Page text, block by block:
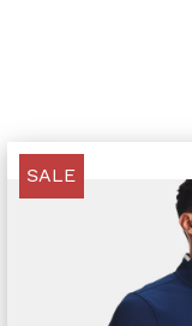
SALE